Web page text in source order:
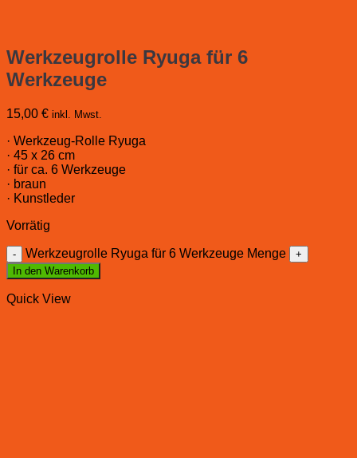
Werkzeugrolle Ryuga für 6
Werkzeuge
15,00 € inkl. Mwst.
· Werkzeug-Rolle Ryuga
· 45 x 26 cm
· für ca. 6 Werkzeuge
· braun
· Kunstleder
Vorrätig
Werkzeugrolle Ryuga für 6 Werkzeuge Menge
In den Warenkorb
Quick View